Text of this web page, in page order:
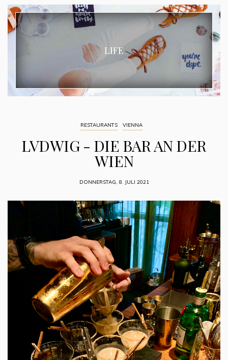
LIFE
RESTAURANTS VIENNA
LVDWIG - DIE BAR AN DER
WIEN
DONNERSTAG, 8. JULI 2021